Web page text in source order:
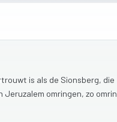
is als de Sionsberg, die
Jeruzalem omringen, zo